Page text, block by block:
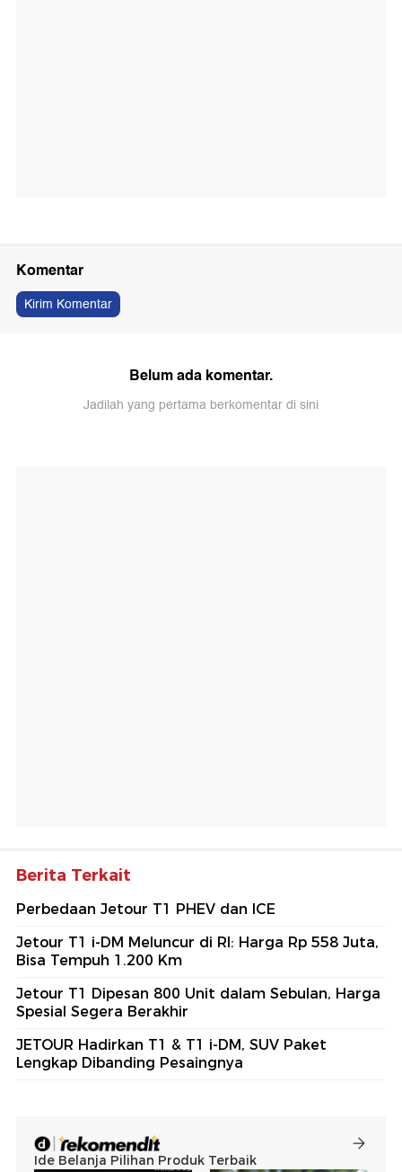
Komentar
Kirim Komentar
Belum ada komentar.
Jadilah yang pertama berkomentar di sini
Berita Terkait
Perbedaan Jetour T1 PHEV dan ICE
Jetour T1 i-DM Meluncur di RI: Harga Rp 558 Juta,
Bisa Tempuh 1.200 Km
Jetour T1 Dipesan 800 Unit dalam Sebulan, Harga
Spesial Segera Berakhir
JETOUR Hadirkan T1 & T1 i-DM, SUV Paket
Lengkap Dibanding Pesaingnya